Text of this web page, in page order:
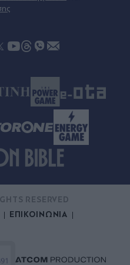
σε παραλία -
ΕΠΙΚΟΙΝΩΝΙΑ
RESERVED